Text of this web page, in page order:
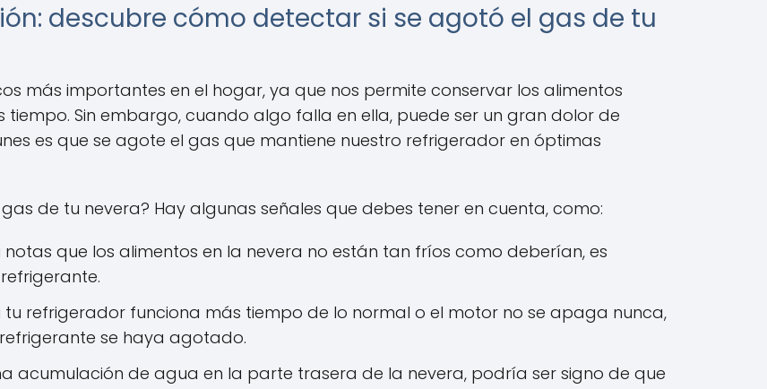
descubre cómo detectar si se agotó el gas de tu
más importantes en el hogar, ya que nos permite conservar los alimentos
Sin embargo, cuando algo falla en ella, puede ser un gran dolor de
es que se agote el gas que mantiene nuestro refrigerador en óptimas
de tu nevera? Hay algunas señales que debes tener en cuenta, como:
notas que los alimentos en la nevera no están tan fríos como deberían, es
tu refrigerador funciona más tiempo de lo normal o el motor no se apaga nunca,
se haya agotado.
acumulación de agua en la parte trasera de la nevera, podría ser signo de que